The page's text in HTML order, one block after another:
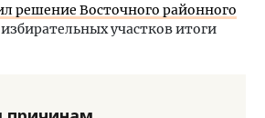
решение Восточного районного
участков итоги